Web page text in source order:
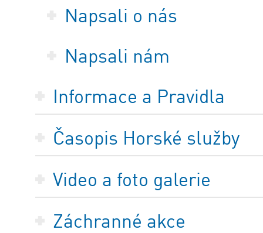
Napsali o nás
Napsali nám
Informace a Pravidla
Časopis Horské služby
Video a foto galerie
Záchranné akce